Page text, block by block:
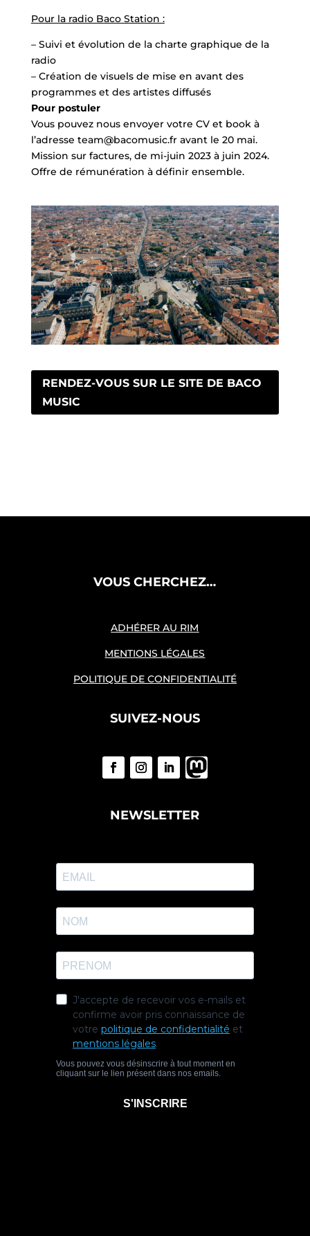
Pour la radio Baco Station :
– Suivi et évolution de la charte graphique de la
radio
– Création de visuels de mise en avant des
programmes et des artistes diffusés
Pour postuler
Vous pouvez nous envoyer votre CV et book à
l’adresse team@bacomusic.fr avant le 20 mai.
Mission sur factures, de mi-juin 2023 à juin 2024.
Offre de rémunération à définir ensemble.
RENDEZ-VOUS SUR LE SITE DE BACO
MUSIC
VOUS CHERCHEZ…
ADHÉRER AU RIM
MENTIONS LÉGALES
POLITIQUE DE CONFIDENTIALITÉ
SUIVEZ-NOUS
NEWSLETTER